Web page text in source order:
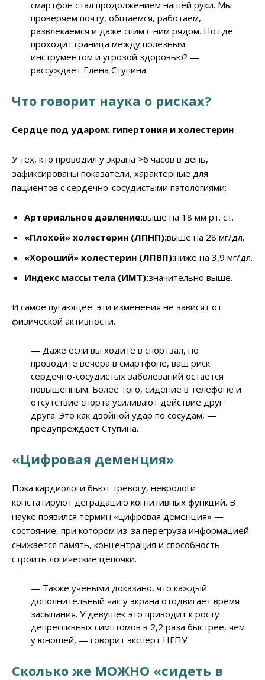
смартфон стал продолжением нашей руки. Мы
проверяем почту, общаемся, работаем,
развлекаемся и даже спим с ним рядом. Но где
проходит граница между полезным
инструментом и угрозой здоровью? —
рассуждает Елена Ступина.
Что говорит наука о рисках?
Сердце под ударом: гипертония и холестерин
У тех, кто проводил у экрана >6 часов в день,
зафиксированы показатели, характерные для
пациентов с сердечно-сосудистыми патологиями:
Артериальное давление:выше на 18 мм рт. ст.
«Плохой» холестерин (ЛПНП):выше на 28 мг/дл.
«Хороший» холестерин (ЛПВП):ниже на 3,9 мг/дл.
Индекс массы тела (ИМТ):значительно выше.
И самое пугающее: эти изменения не зависят от
физической активности.
— Даже если вы ходите в спортзал, но
проводите вечера в смартфоне, ваш риск
сердечно-сосудистых заболеваний остаётся
повышенным. Более того, сидение в телефоне и
отсутствие спорта усиливают действие друг
друга. Это как двойной удар по сосудам, —
предупреждает Ступина.
«Цифровая деменция»
Пока кардиологи бьют тревогу, неврологи
констатируют деградацию когнитивных функций. В
науке появился термин «цифровая деменция» —
состояние, при котором из-за перегруза информацией
снижается память, концентрация и способность
строить логические цепочки.
— Также учеными доказано, что каждый
дополнительный час у экрана отодвигает время
засыпания. У девушек это приводит к росту
депрессивных симптомов в 2,2 раза быстрее, чем
у юношей, — говорит эксперт НГПУ.
Сколько же МОЖНО «сидеть в